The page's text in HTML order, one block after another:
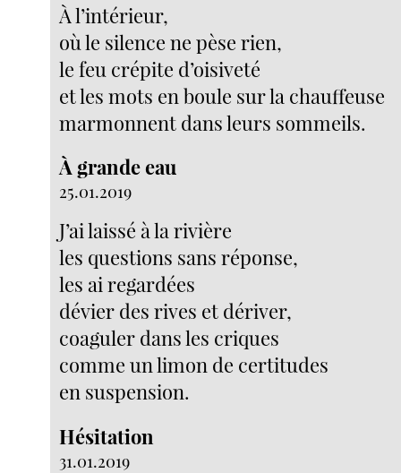
À l’intérieur,
où le silence ne pèse rien,
le feu crépite d’oisiveté
et les mots en boule sur la chauffeuse
marmonnent dans leurs sommeils.
À grande eau
25.01.2019
J’ai laissé à la rivière
les questions sans réponse,
les ai regardées
dévier des rives et dériver,
coaguler dans les criques
comme un limon de certitudes
en suspension.
Hésitation
31.01.2019